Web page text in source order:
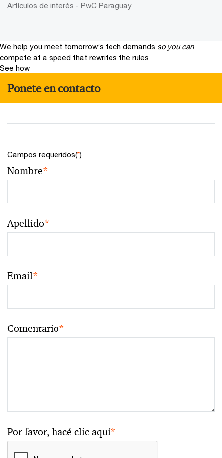
Artículos de interés - PwC Paraguay
We help you meet tomorrow’s tech demands so you can
compete at a speed that rewrites the rules
See how
Ponete en contacto
Campos requeridos(*)
Nombre*
Apellido*
Email*
Comentario*
Por favor, hacé clic aquí*